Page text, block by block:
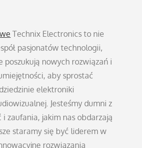
Technix Electronics to nie
pasjonatów technologii,
poszukują nowych rozwiązań i
aby sprostać
elektroniki
Jesteśmy dumni z
i zaufania, jakim nas obdarzają
staramy się być liderem w
rozwiązania